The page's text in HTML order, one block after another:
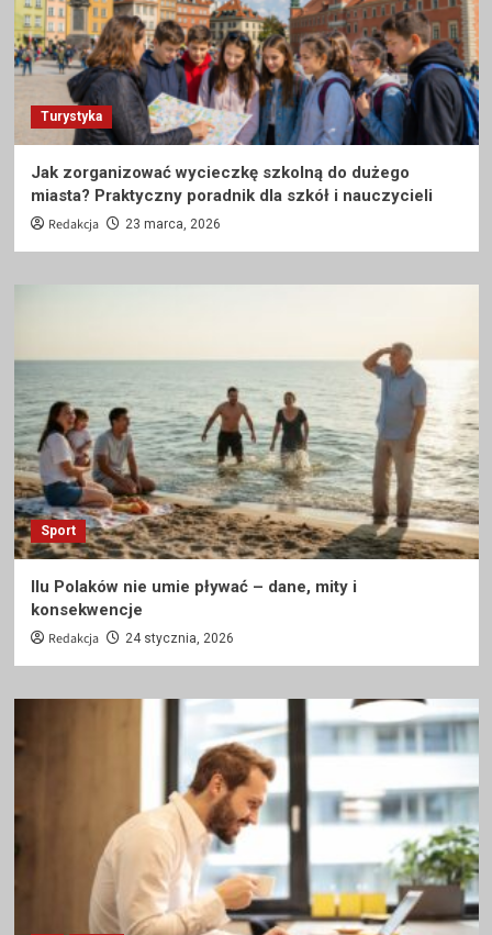
Turystyka
Jak zorganizować wycieczkę szkolną do dużego
miasta? Praktyczny poradnik dla szkół i nauczycieli
Redakcja 23 marca, 2026
Sport
Ilu Polaków nie umie pływać – dane, mity i
konsekwencje
Redakcja 24 stycznia, 2026